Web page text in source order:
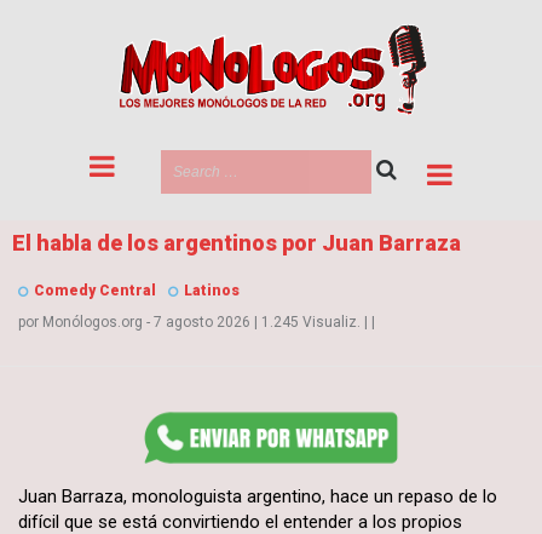
El habla de los argentinos por Juan Barraza
Comedy Central
Latinos
por Monólogos.org - 7 agosto 2026 | 1.245 Visualiz. | |
Juan Barraza, monologuista argentino, hace un repaso de lo
difícil que se está convirtiendo el entender a los propios